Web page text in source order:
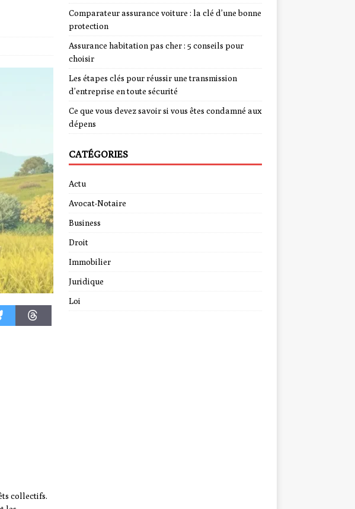
collectifs.
Comparateur assurance voiture : la clé d’une bonne
protection
Assurance habitation pas cher : 5 conseils pour
choisir
Les étapes clés pour réussir une transmission
d’entreprise en toute sécurité
Ce que vous devez savoir si vous êtes condamné aux
dépens
CATÉGORIES
Actu
Avocat-Notaire
Business
Droit
Immobilier
Juridique
Loi